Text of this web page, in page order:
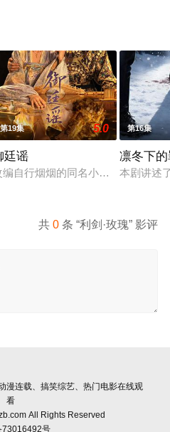
奇失窃，戏班主横尸戏台，将
第19集 5.0
廷谣
编自行烟烟的同名小说。孟廷辉，
第16集
凛冬下
本剧讲述
共0 条 “利剑·玫瑰” 影评
漫连载、搞笑综艺、热门电影在线观
看
All Rights Reserved
73016492号